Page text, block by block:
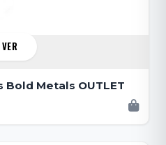
VER
Bold Metals OUTLET